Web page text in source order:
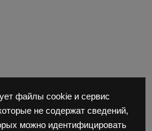
файлы cookie и сервис
не содержат сведений,
можно идентифицировать